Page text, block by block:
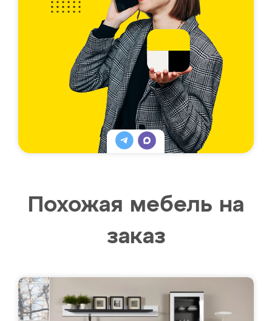
Похожая мебель на
заказ